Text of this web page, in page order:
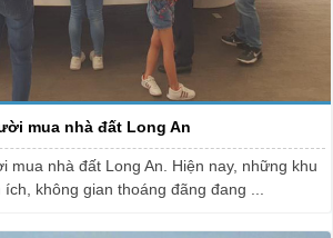
mua nhà đất Long An
mua nhà đất Long An. Hiện nay, những khu
không gian thoáng đãng đang ...